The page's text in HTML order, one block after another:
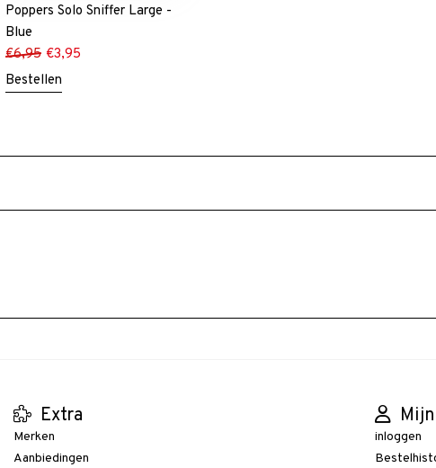
Poppers Solo Sniffer Large -
Blue
€6,95 €3,95
Bestellen
Extra
Merken
Aanbiedingen
inloggen